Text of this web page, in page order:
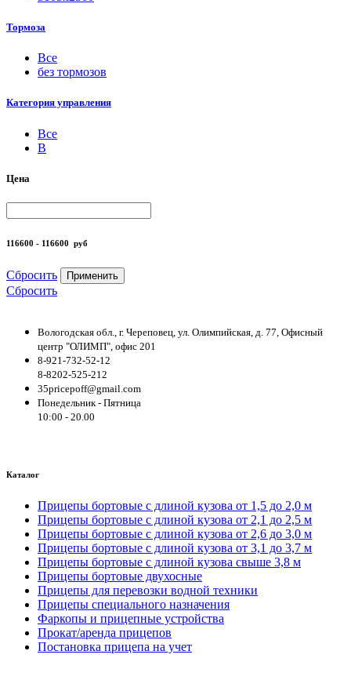
Тормоза
Все
без тормозов
Категория управления
Все
B
Цена
116600 - 116600 руб
Сбросить Применить
Сбросить
Вологодская обл., г. Череповец, ул. Олимпийская, д. 77, Офисный
центр "ОЛИМП", офис 201
8-921-732-52-12
8-8202-525-212
35pricepoff@gmail.com
Понедельник - Пятница
10:00 - 20.00
Каталог
Прицепы бортовые с длиной кузова от 1,5 до 2,0 м
Прицепы бортовые с длиной кузова от 2,1 до 2,5 м
Прицепы бортовые с длиной кузова от 2,6 до 3,0 м
Прицепы бортовые с длиной кузова от 3,1 до 3,7 м
Прицепы бортовые с длиной кузова свыше 3,8 м
Прицепы бортовые двухосные
Прицепы для перевозки водной техники
Прицепы специального назначения
Фаркопы и прицепные устройства
Прокат/аренда прицепов
Постановка прицепа на учет